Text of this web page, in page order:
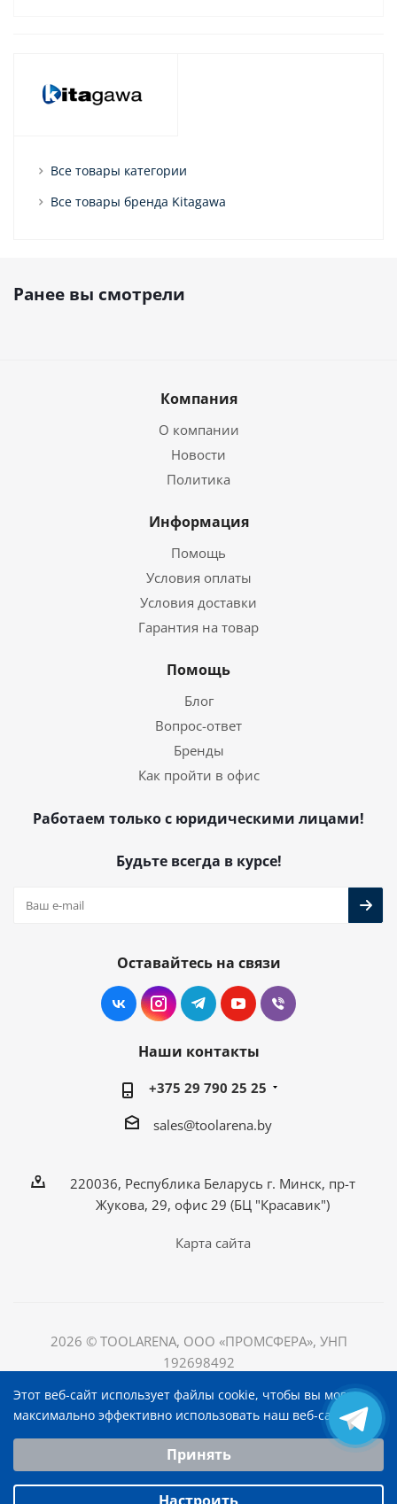
Все товары категории
Все товары бренда Kitagawa
Ранее вы смотрели
Компания
О компании
Новости
Политика
Информация
Помощь
Условия оплаты
Условия доставки
Гарантия на товар
Помощь
Блог
Вопрос-ответ
Бренды
Как пройти в офис
Работаем только с юридическими лицами!
Будьте всегда в курсе!
Оставайтесь на связи
Наши контакты
+375 29 790 25 25
sales@toolarena.by
220036, Республика Беларусь г. Минск, пр-т
Жукова, 29, офис 29 (БЦ "Красавик")
Карта сайта
2026 © TOOLARENA, ООО «ПРОМСФЕРА», УНП
192698492
29, офис 29, БЦ "Красавик"
Этот веб-сайт использует файлы cookie, чтобы вы могли
максимально эффективно использовать наш веб-сайт.
Выберите настройки cookie
Аналитические/Функциональные
Принять